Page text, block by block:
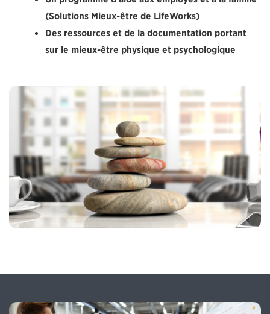
(Solutions Mieux-être de LifeWorks)
Des ressources et de la documentation portant
sur le mieux-être physique et psychologique